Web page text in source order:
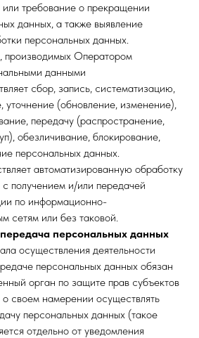
требование о прекращении
данных, а также выявление
персональных данных.
производимых Оператором
данными
сбор, запись, систематизацию,
уточнение (обновление, изменение),
передачу (распространение,
обезличивание, блокирование,
персональных данных.
автоматизированную обработку
получением и/или передачей
по информационно-
сетям или без таковой.
персональных данных
осуществления деятельности
персональных данных обязан
орган по защите прав субъектов
своем намерении осуществлять
персональных данных (такое
отдельно от уведомления